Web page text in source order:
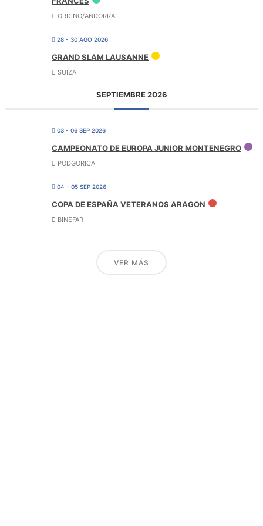
ORDINO/ANDORRA
28 - 30 AGO 2026
GRAND SLAM LAUSANNE
SUIZA
SEPTIEMBRE 2026
03 - 06 SEP 2026
CAMPEONATO DE EUROPA JUNIOR MONTENEGRO
PODGORICA
04 - 05 SEP 2026
COPA DE ESPAÑA VETERANOS ARAGON
BINEFAR
VER MÁS